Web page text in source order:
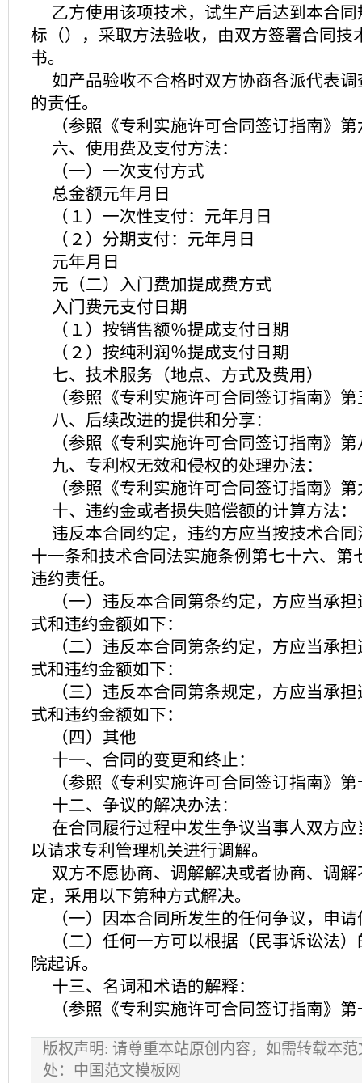
乙方使用该项技术，试生产后达到本合
标（），采取方法验收，由双方签署合同技
书。
如产品验收不合格时双方协商各派代表
的责任。
（参照《专利实施许可合同签订指南》
六、使用费及支付方法：
（一）一次支付方式
总金额元年月日
（１）一次性支付：元年月日
（２）分期支付：元年月日
元年月日
元（二）入门费加提成费方式
入门费元支付日期
（１）按销售额％提成支付日期
（２）按纯利润％提成支付日期
七、技术服务（地点、方式及费用）
（参照《专利实施许可合同签订指南》
八、后续改进的提供和分享：
（参照《专利实施许可合同签订指南》
九、专利权无效和侵权的处理办法：
（参照《专利实施许可合同签订指南》
十、违约金或者损失赔偿额的计算方法：
违反本合同约定，违约方应当按技术合
十一条和技术合同法实施条例第七十六、第
违约责任。
（一）违反本合同第条约定，方应当承
式和违约金额如下：
（二）违反本合同第条约定，方应当承
式和违约金额如下：
（三）违反本合同第条规定，方应当承
式和违约金额如下：
（四）其他
十一、合同的变更和终止：
（参照《专利实施许可合同签订指南》
十二、争议的解决办法：
在合同履行过程中发生争议当事人双方
以请求专利管理机关进行调解。
双方不愿协商、调解解决或者协商、调
定，采用以下第种方式解决。
（一）因本合同所发生的任何争议，申
（二）任何一方可以根据（民事诉讼法
院起诉。
十三、名词和术语的解释：
（参照《专利实施许可合同签订指南》
版权声明: 请尊重本站原创内容，如需转载本
处：中国范文模板网